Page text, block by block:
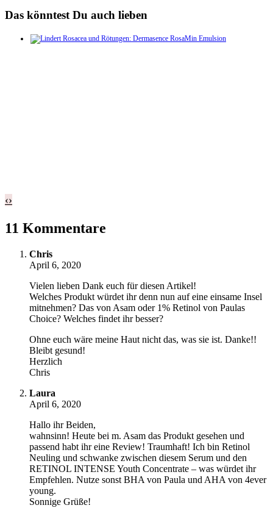
Das könntest Du auch lieben
‹›
11 Kommentare
Chris
April 6, 2020
Vielen lieben Dank euch für diesen Artikel!
Welches Produkt würdet ihr denn nun auf eine einsame Insel
mitnehmen? Das von Asam oder 1% Retinol von Paulas
Choice? Welches findet ihr besser?
Ohne euch wäre meine Haut nicht das, was sie ist. Danke!!
Bleibt gesund!
Herzlich
Chris
Laura
April 6, 2020
Hallo ihr Beiden,
wahnsinn! Heute bei m. Asam das Produkt gesehen und
passend habt ihr eine Review! Traumhaft! Ich bin Retinol
Neuling und schwanke zwischen diesem Serum und den
RETINOL INTENSE Youth Concentrate – was würdet ihr
Empfehlen. Nutze sonst BHA von Paula und AHA von 4ever
young.
Sonnige Grüße!